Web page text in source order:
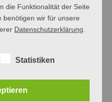
in allen
Im
die Funktionalität der Seite
benötigen wir für unsere
Datenschutzerklärung.
Statistiken